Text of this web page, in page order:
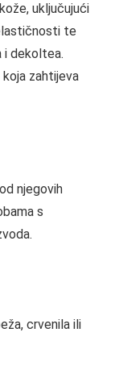
uključujući
te
i dekoltea.
koja zahtijeva
njegovih
s
crvenila ili